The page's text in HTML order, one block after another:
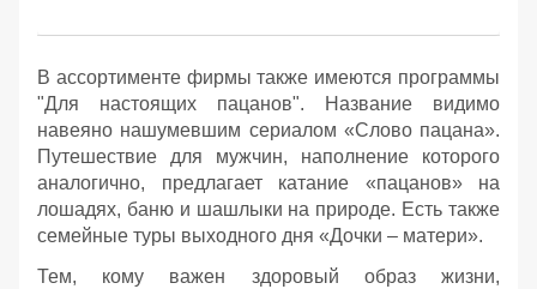
В ассортименте фирмы также имеются программы
"Для настоящих пацанов". Название видимо
навеяно нашумевшим сериалом «Слово пацана».
Путешествие для мужчин, наполнение которого
аналогично, предлагает катание «пацанов» на
лошадях, баню и шашлыки на природе. Есть также
семейные туры выходного дня «Дочки – матери».
Тем, кому важен здоровый образ жизни,